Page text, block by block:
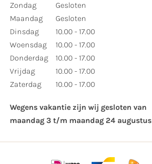
​Zondag
Maandag
Dinsdag
Woensdag
Donderdag
Vrijdag
Zaterdag
Gesloten
Gesloten
10.00 - 17.00
10.00 - 17.00
10.00 - 17.00
10.00 - 17.00
10.00 - 17.00
Wegens vakantie zijn wij gesloten van ​
maandag 3 t/m maandag 24 augustus